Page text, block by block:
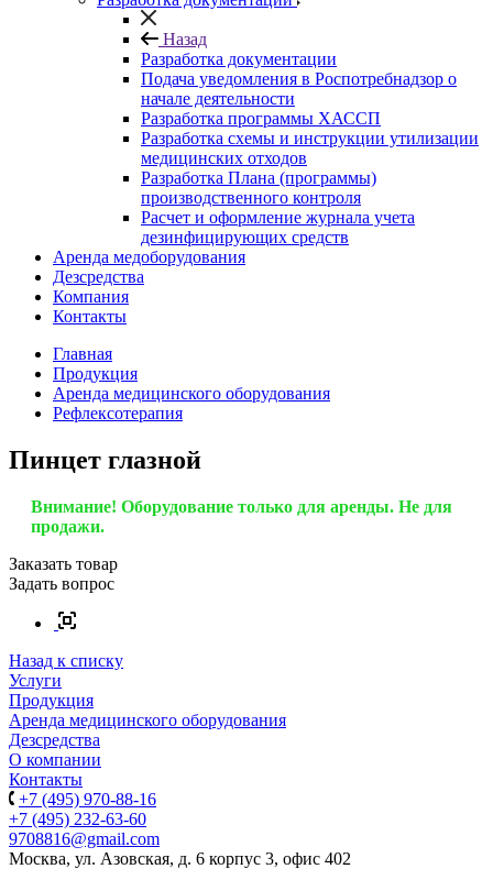
Назад
Разработка документации
Подача уведомления в Роспотребнадзор о
начале деятельности
Разработка программы ХАССП
Разработка схемы и инструкции утилизации
медицинских отходов
Разработка Плана (программы)
производственного контроля
Расчет и оформление журнала учета
дезинфицирующих средств
Аренда медоборудования
Дезсредства
Компания
Контакты
Главная
Продукция
Аренда медицинского оборудования
Рефлексотерапия
Пинцет глазной
Внимание! Оборудование только для аренды. Не для
продажи.
Заказать товар
Задать вопрос
Назад к списку
Услуги
Продукция
Аренда медицинского оборудования
Дезсредства
О компании
Контакты
+7 (495) 970-88-16
+7 (495) 232-63-60
9708816@gmail.com
Москва, ул. Азовская, д. 6 корпус 3, офис 402